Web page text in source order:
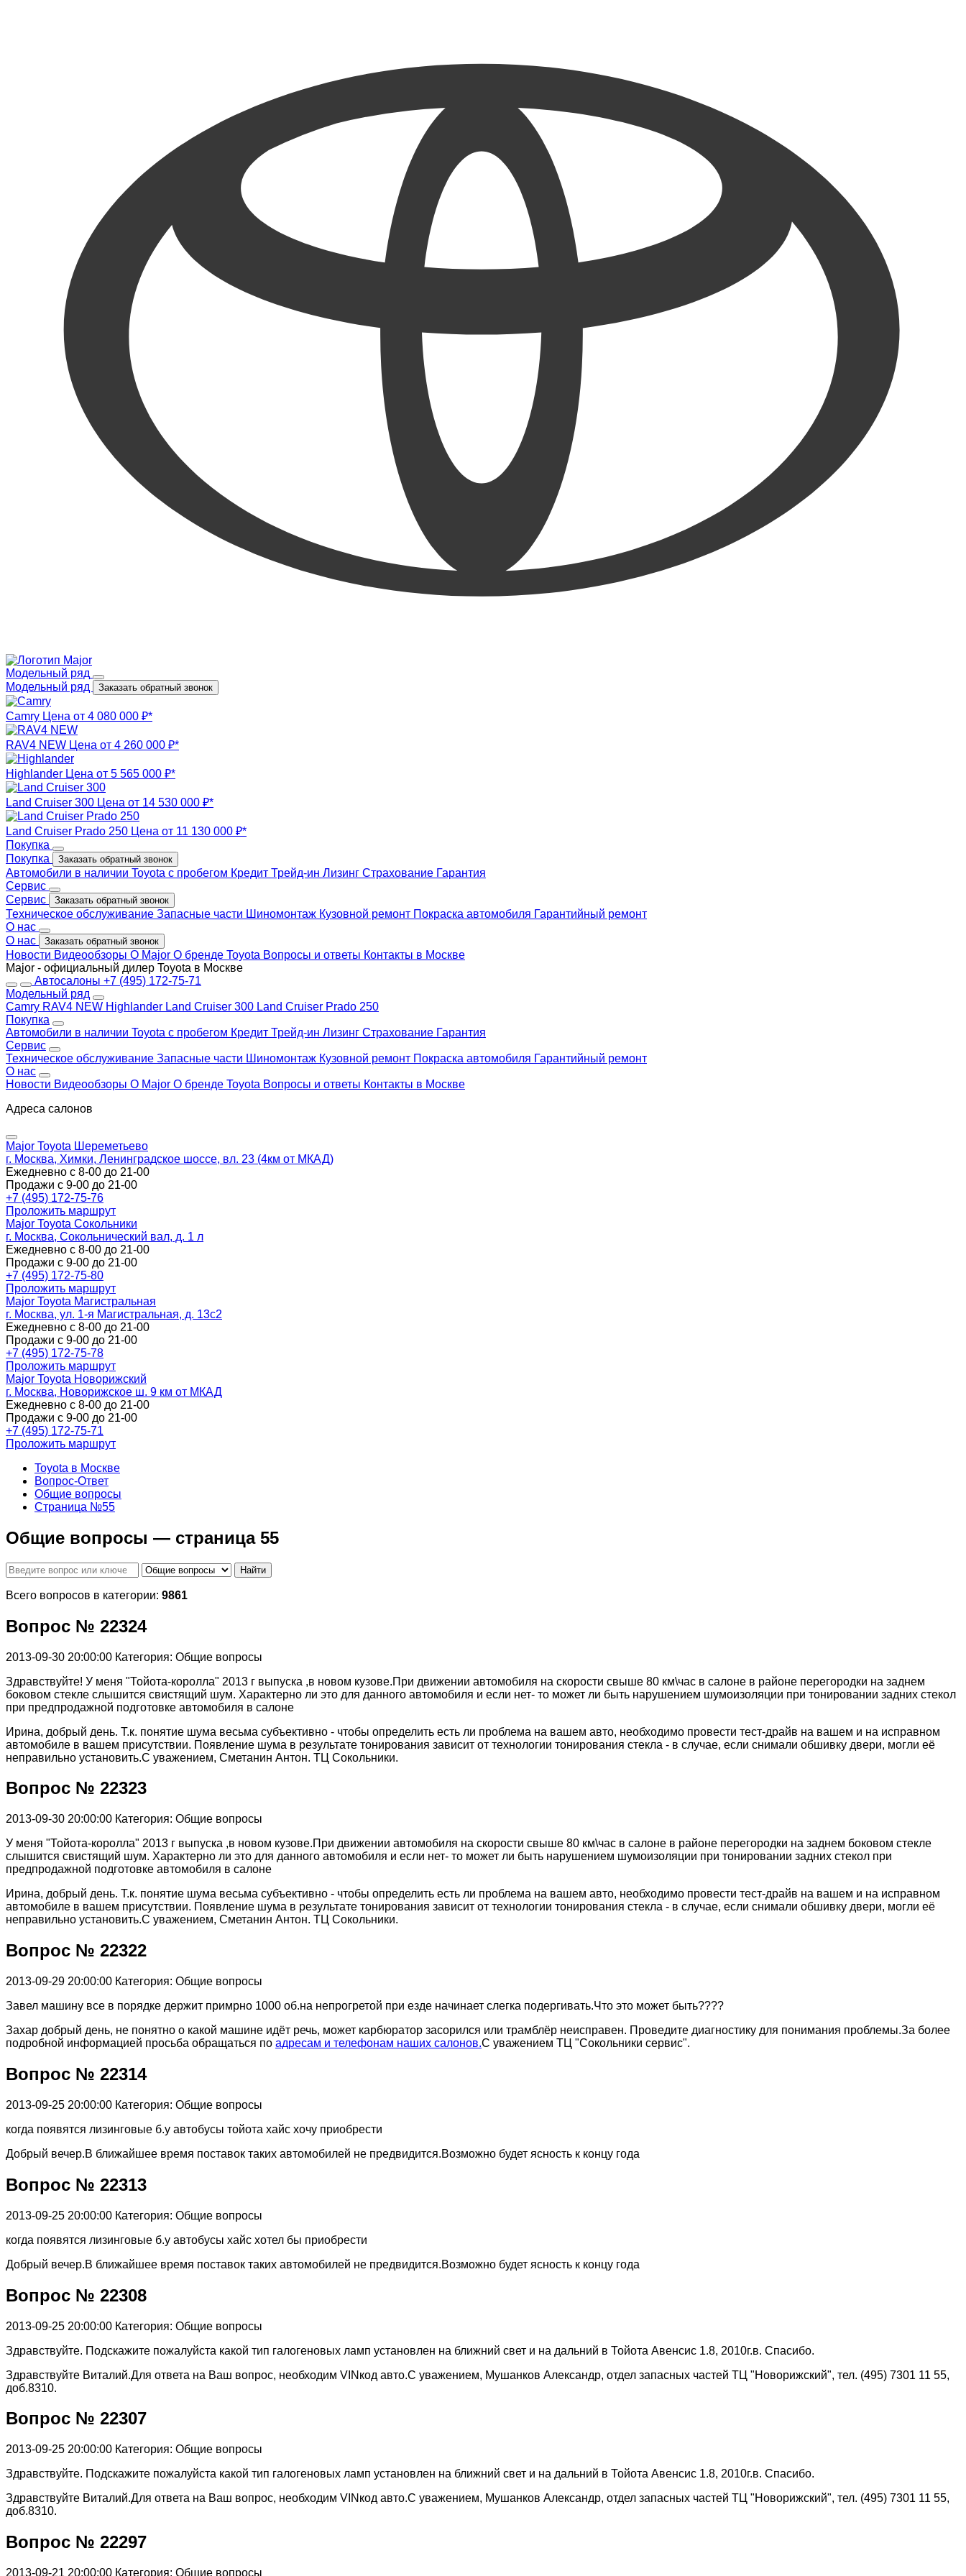
Модельный ряд
Модельный ряд
Заказать обратный звонок
Camry Цена от 4 080 000 ₽*
RAV4 NEW Цена от 4 260 000 ₽*
Highlander Цена от 5 565 000 ₽*
Land Cruiser 300 Цена от 14 530 000 ₽*
Land Cruiser Prado 250 Цена от 11 130 000 ₽*
Покупка
Покупка
Заказать обратный звонок
Автомобили в наличии Toyota с пробегом Кредит Трейд-ин Лизинг Страхование Гарантия
Сервис
Сервис
Заказать обратный звонок
Техническое обслуживание Запасные части Шиномонтаж Кузовной ремонт Покраска автомобиля Гарантийный ремонт
О нас
О нас
Заказать обратный звонок
Новости Видеообзоры О Major О бренде Toyota Вопросы и ответы Контакты в Москве
Major - официальный дилер Toyota в Москве
Автосалоны +7 (495) 172-75-71
Модельный ряд
Camry RAV4 NEW Highlander Land Cruiser 300 Land Cruiser Prado 250
Покупка
Автомобили в наличии Toyota с пробегом Кредит Трейд-ин Лизинг Страхование Гарантия
Сервис
Техническое обслуживание Запасные части Шиномонтаж Кузовной ремонт Покраска автомобиля Гарантийный ремонт
О нас
Новости Видеообзоры О Major О бренде Toyota Вопросы и ответы Контакты в Москве
Адреса салонов
Major Toyota Шереметьево
г. Москва, Химки, Ленинградское шоссе, вл. 23 (4км от МКАД)
Ежедневно с 8-00 до 21-00
Продажи с 9-00 до 21-00
+7 (495) 172-75-76
Проложить маршрут
Major Toyota Сокольники
г. Москва, Сокольнический вал, д. 1 л
Ежедневно с 8-00 до 21-00
Продажи с 9-00 до 21-00
+7 (495) 172-75-80
Проложить маршрут
Major Toyota Магистральная
г. Москва, ул. 1-я Магистральная, д. 13с2
Ежедневно с 8-00 до 21-00
Продажи с 9-00 до 21-00
+7 (495) 172-75-78
Проложить маршрут
Major Toyota Новорижский
г. Москва, Новорижское ш. 9 км от МКАД
Ежедневно с 8-00 до 21-00
Продажи с 9-00 до 21-00
+7 (495) 172-75-71
Проложить маршрут
Toyota в Москве
Вопрос-Ответ
Общие вопросы
Страница №55
Общие вопросы — страница 55
Найти
Всего вопросов в категории: 9861
Вопрос № 22324
2013-09-30 20:00:00 Категория: Общие вопросы
Здравствуйте! У меня "Тойота-королла" 2013 г выпуска ,в новом кузове.При движении автомобиля на скорости свыше 80 км\час в салоне в районе перегородки на заднем
боковом стекле слышится свистящий шум. Характерно ли это для данного автомобиля и если нет- то может ли быть нарушением шумоизоляции при тонировании задних стекол
при предпродажной подготовке автомобиля в салоне
Ирина, добрый день. Т.к. понятие шума весьма субъективно - чтобы определить есть ли проблема на вашем авто, необходимо провести тест-драйв на вашем и на исправном
автомобиле в вашем присутствии. Появление шума в результате тонирования зависит от технологии тонирования стекла - в случае, если снимали обшивку двери, могли её
неправильно установить.С уважением, Сметанин Антон. ТЦ Сокольники.
Вопрос № 22323
2013-09-30 20:00:00 Категория: Общие вопросы
У меня "Тойота-королла" 2013 г выпуска ,в новом кузове.При движении автомобиля на скорости свыше 80 км\час в салоне в районе перегородки на заднем боковом стекле
слышится свистящий шум. Характерно ли это для данного автомобиля и если нет- то может ли быть нарушением шумоизоляции при тонировании задних стекол при
предпродажной подготовке автомобиля в салоне
Ирина, добрый день. Т.к. понятие шума весьма субъективно - чтобы определить есть ли проблема на вашем авто, необходимо провести тест-драйв на вашем и на исправном
автомобиле в вашем присутствии. Появление шума в результате тонирования зависит от технологии тонирования стекла - в случае, если снимали обшивку двери, могли её
неправильно установить.С уважением, Сметанин Антон. ТЦ Сокольники.
Вопрос № 22322
2013-09-29 20:00:00 Категория: Общие вопросы
Завел машину все в порядке держит примрно 1000 об.на непрогретой при езде начинает слегка подергивать.Что это может быть????
Захар добрый день, не понятно о какой машине идёт речь, может карбюратор засорился или трамблёр неисправен. Проведите диагностику для понимания проблемы.За более
подробной информацией просьба обращаться по адресам и телефонам наших салонов.С уважением ТЦ "Сокольники сервис".
Вопрос № 22314
2013-09-25 20:00:00 Категория: Общие вопросы
когда появятся лизинговые б.у автобусы тойота хайс хочу приобрести
Добрый вечер.В ближайшее время поставок таких автомобилей не предвидится.Возможно будет ясность к концу года
Вопрос № 22313
2013-09-25 20:00:00 Категория: Общие вопросы
когда появятся лизинговые б.у автобусы хайс хотел бы приобрести
Добрый вечер.В ближайшее время поставок таких автомобилей не предвидится.Возможно будет ясность к концу года
Вопрос № 22308
2013-09-25 20:00:00 Категория: Общие вопросы
Здравствуйте. Подскажите пожалуйста какой тип галогеновых ламп установлен на ближний свет и на дальний в Тойота Авенсис 1.8, 2010г.в. Спасибо.
Здравствуйте Виталий.Для ответа на Ваш вопрос, необходим VINкод авто.С уважением, Мушанков Александр, отдел запасных частей ТЦ "Новорижский", тел. (495) 7301 11 55,
доб.8310.
Вопрос № 22307
2013-09-25 20:00:00 Категория: Общие вопросы
Здравствуйте. Подскажите пожалуйста какой тип галогеновых ламп установлен на ближний свет и на дальний в Тойота Авенсис 1.8, 2010г.в. Спасибо.
Здравствуйте Виталий.Для ответа на Ваш вопрос, необходим VINкод авто.С уважением, Мушанков Александр, отдел запасных частей ТЦ "Новорижский", тел. (495) 7301 11 55,
доб.8310.
Вопрос № 22297
2013-09-21 20:00:00 Категория: Общие вопросы